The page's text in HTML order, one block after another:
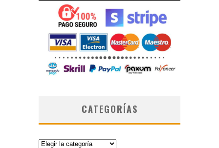
CATEGORÍAS
Categorías